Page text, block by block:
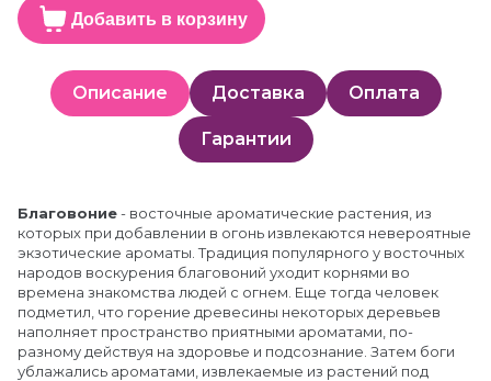
Добавить в корзину
Описание Доставка Оплата
Гарантии
Благовоние- восточные ароматические растения, из
которых при добавлении в огонь извлекаются невероятные
экзотические ароматы. Традиция популярного у восточных
народов воскурения благовоний уходит корнями во
времена знакомства людей с огнем. Еще тогда человек
подметил, что горение древесины некоторых деревьев
наполняет пространство приятными ароматами, по-
разному действуя на здоровье и подсознание. Затем боги
ублажались ароматами, извлекаемые из растений под